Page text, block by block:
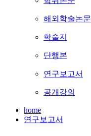
해외학술논문
학술지
단행본
연구보고서
공개강의
home
연구보고서